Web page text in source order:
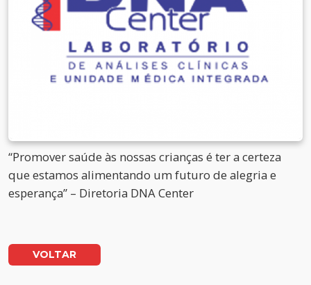
“Promover saúde às nossas crianças é ter a certeza
que estamos alimentando um futuro de alegria e
esperança” – Diretoria DNA Center
VOLTAR